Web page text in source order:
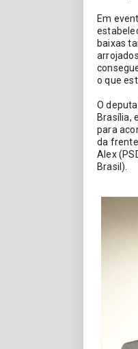
Em
baixas
o que
O
Brasília,
para
da
Alex
Brasil).